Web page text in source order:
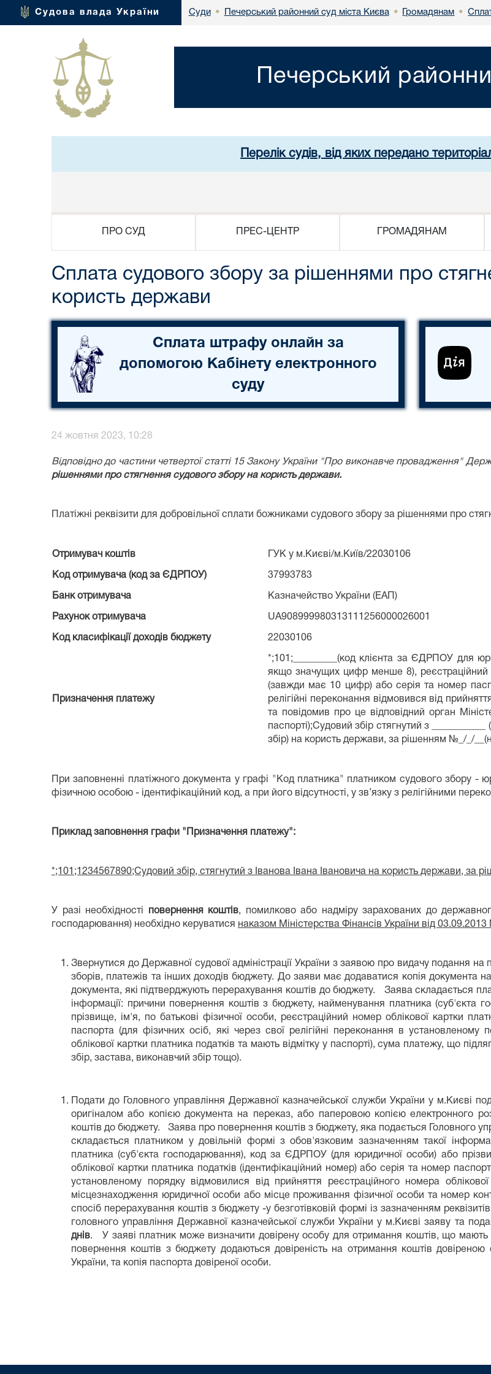
Судова влада України Суди • Печерський районний суд міста Києва • Громадянам •
Печерський
Перелік судів, від яких передано
ПРО СУД ПРЕС-ЦЕНТР ГРОМАДЯНАМ
Сплата судового збору за рішеннями про
користь держави
Сплата штрафу онлайн за
допомогою Кабінету електронного
суду
24 жовтня 2023, 10:28
Відповідно до частини четвертої статті 15 Закону України "Про виконавче провадження"
рішеннями про стягнення судового збору на користь держави.
Платіжні реквізити для добровільної сплати божниками судового збору за рішеннями про
Отримувач коштів ГУК у м.Києві/м.Київ/22030106
Код отримувача (код за ЄДРПОУ) 37993783
Банк отримувача Казначейство України (ЕАП)
Рахунок отримувача UA908999980313111256000026001
Код класифікації доходів бюджету 22030106
Призначення платежу
*;101;_________(код клієнта за ЄДРПОУ для
якщо значущих цифр менше 8), реєстраційний
(завжди має 10 цифр) або серія та номер
релігійні переконання відмовився від
та повідомив про це відповідний орган
паспорті);Судовий збір стягнутий з
збір) на користь держави, за рішенням №_/_/
При заповненні платіжного документа у графі "Код платника" платником судового
фізичною особою - ідентифікаційний код, а при його відсутності, у зв’язку з релігійними
Приклад заповнення графи "Призначення платежу":
*;101;1234567890;Судовий збір, стягнутий з Іванова Івана Івановича на користь держави, за
У разі необхідності повернення коштів, помилково або надміру зарахованих до
господарювання) необхідно керуватися наказом Міністерства Фінансів України від
Звернутися до Державної судової адміністрації України з заявою про видачу подання
зборів, платежів та інших доходів бюджету. До заяви має додаватися копія документа
документа, які підтверджують перерахування коштів до бюджету. Заява складається
інформації: причини повернення коштів з бюджету, найменування платника
прізвище, ім'я, по батькові фізичної особи, реєстраційний номер облікової картки
паспорта (для фізичних осіб, які через свої релігійні переконання в установленому
облікової картки платника податків та мають відмітку у паспорті), сума платежу, що
збір, застава, виконавчий збір тощо).
Подати до Головного управління Державної казначейської служби України у м.Києві
оригіналом або копією документа на переказ, або паперовою копією електронного
коштів до бюджету. Заява про повернення коштів з бюджету, яка подається Головного
складається платником у довільній формі з обов'язковим зазначенням такої
платника (суб'єкта господарювання), код за ЄДРПОУ (для юридичної особи) або
облікової картки платника податків (ідентифікаційний номер) або серія та номер
установленому порядку відмовилися від прийняття реєстраційного номера
місцезнаходження юридичної особи або місце проживання фізичної особи та номер
спосіб перерахування коштів з бюджету -у безготівковій формі із зазначенням
головного управління Державної казначейської служби України у м.Києві заяву та
днів. У заяві платник може визначити довірену особу для отримання коштів, що
повернення коштів з бюджету додаються довіреність на отримання коштів
України, та копія паспорта довіреної особи.